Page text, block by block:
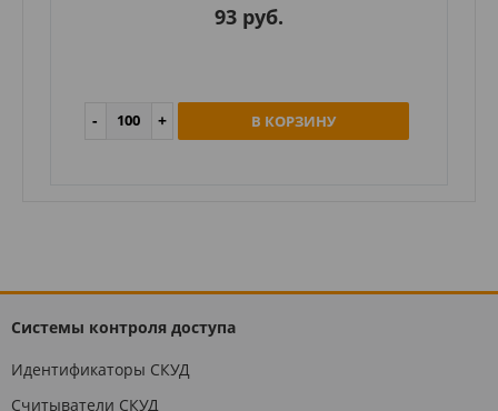
93 руб.
В КОРЗИНУ
Системы контроля доступа
Идентификаторы СКУД
Считыватели СКУД